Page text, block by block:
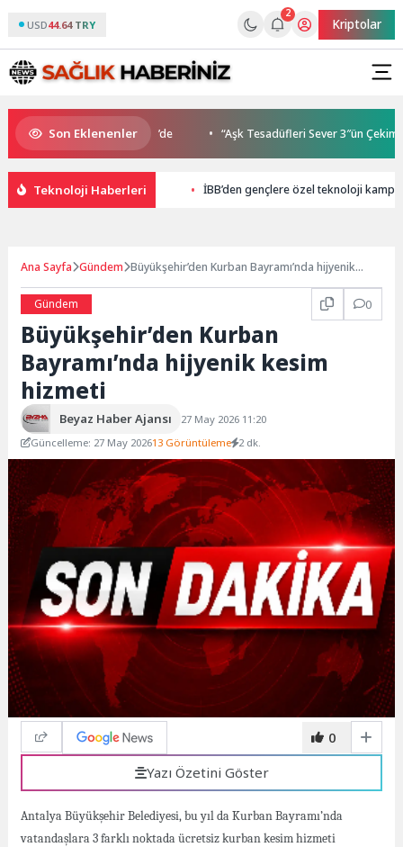
USD44.64 TRY
2
Kriptolar
Son Eklenenler
gençleri İzmir’de “Aşk Tesadüfleri Sever 3″ün Çekimleri
Teknoloji Haberleri İBB’den gençlere özel teknoloji kampı
Ana Sayfa Gündem Büyükşehir’den Kurban Bayramı’nda hijyenik
Gündem
0
Büyükşehir’den Kurban
Bayramı’nda hijyenik kesim
hizmeti
Beyaz Haber Ajansı
27 May 2026 11:20
Güncelleme: 27 May 202613 Görüntüleme 2 dk.
0
Yazı Özetini Göster
Antalya Büyükşehir Belediyesi, bu yıl da Kurban Bayramı’nda
vatandaşlara 3 farklı noktada ücretsiz kurban kesim hizmeti